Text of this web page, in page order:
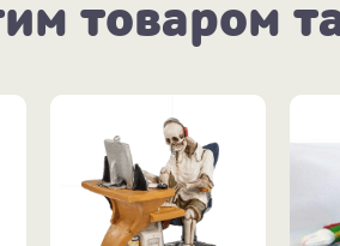
товаром